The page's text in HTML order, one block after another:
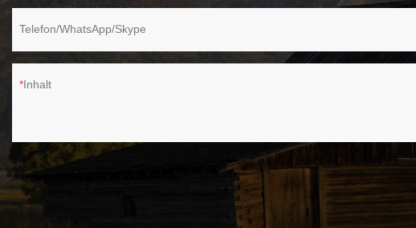
Telefon/WhatsApp/Skype
Inhalt